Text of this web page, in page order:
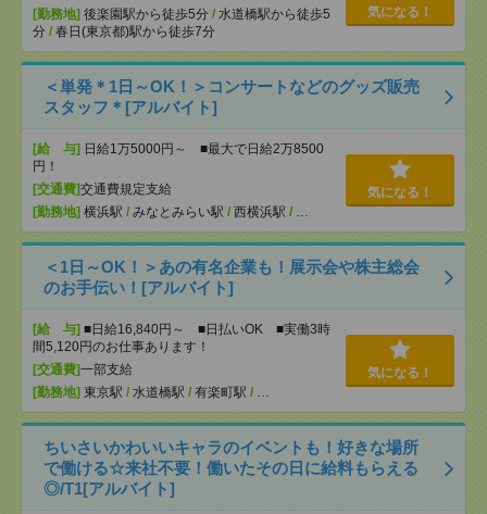
[勤務地] 後楽園駅から徒歩5分 / 水道橋駅から徒歩5
分 / 春日(東京都)駅から徒歩7分
気になる！
＜単発＊1日～OK！＞コンサートなどのグッズ販売
スタッフ＊[アルバイト]
[給 与] 日給1万5000円～ ■最大で日給2万8500
円！
[交通費]交通費規定支給
[勤務地] 横浜駅 / みなとみらい駅 / 西横浜駅 / …
気になる！
＜1日～OK！＞あの有名企業も！展示会や株主総会
のお手伝い！[アルバイト]
[給 与] ■日給16,840円～ ■日払いOK ■実働3時
間5,120円のお仕事あります！
[交通費]一部支給
[勤務地] 東京駅 / 水道橋駅 / 有楽町駅 / …
気になる！
ちいさいかわいいキャラのイベントも！好きな場所
で働ける☆来社不要！働いたその日に給料もらえる
◎/T1[アルバイト]